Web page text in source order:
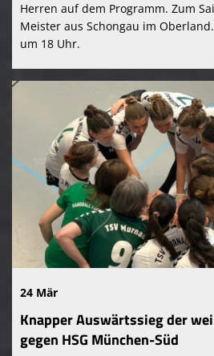
Herren auf dem Programm. Zum
Meister aus Schongau im
um 18 Uhr.
24 Mär
Knapper Auswärtssieg der
gegen HSG München-Süd